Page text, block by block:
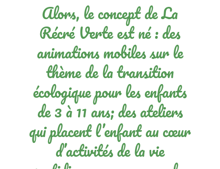
Alors, le concept de La
Récré Verte est né : des
animations mobiles sur le
thème de la transition
écologique pour les enfants
de 3 à 11 ans; des ateliers
qui placent l’enfant au cœur
d’activités de la vie